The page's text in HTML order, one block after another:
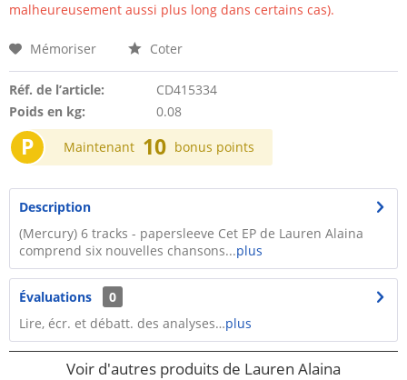
malheureusement aussi plus long dans certains cas).
Mémoriser Coter
Réf. de l’article:
CD415334
Poids en kg:
0.08
P Maintenant 10 bonus points
Description
​(Mercury) 6 tracks - papersleeve Cet EP de Lauren Alaina
comprend six nouvelles chansons...plus
Évaluations
0
Lire, écr. et débatt. des analyses…plus
Voir d'autres produits de Lauren Alaina